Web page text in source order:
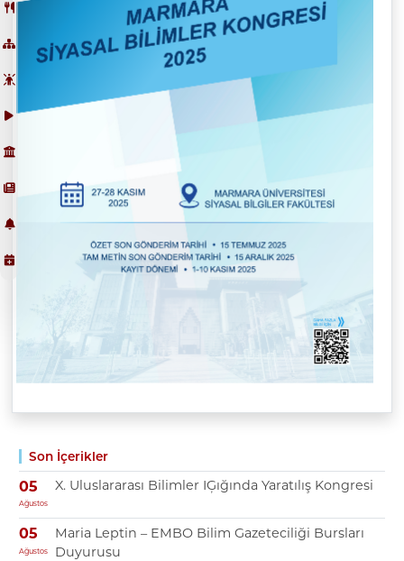
Son İçerikler
05
Ağustos
X. Uluslararası Bilimler IĢığında Yaratılış Kongresi
05
Ağustos
Maria Leptin – EMBO Bilim Gazeteciliği Bursları
Duyurusu